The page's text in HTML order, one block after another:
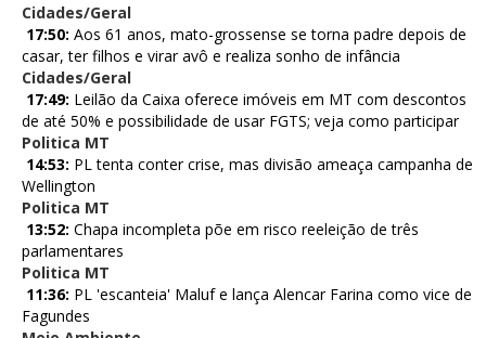
Cidades/Geral
17:50: Aos 61 anos, mato-grossense se torna padre depois de
casar, ter filhos e virar avô e realiza sonho de infância
Cidades/Geral
17:49: Leilão da Caixa oferece imóveis em MT com descontos
de até 50% e possibilidade de usar FGTS; veja como participar
Politica MT
14:53: PL tenta conter crise, mas divisão ameaça campanha de
Wellington
Politica MT
13:52: Chapa incompleta põe em risco reeleição de três
parlamentares
Politica MT
11:36: PL 'escanteia' Maluf e lança Alencar Farina como vice de
Fagundes